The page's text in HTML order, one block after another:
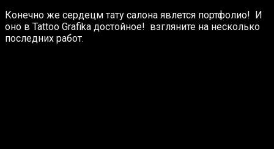
Конечно же сердецм тату салона явлется портфолио! И
оно в Tattoo Grafika достойное! взгляните на несколько
последних работ.